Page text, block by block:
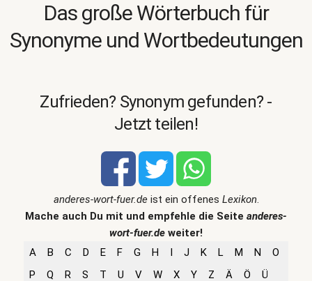
Das große Wörterbuch für
Synonyme und Wortbedeutungen
Zufrieden? Synonym gefunden? -
Jetzt teilen!
anderes-wort-fuer.deist ein offenes Lexikon.
Mache auch Du mit und empfehle die Seite anderes-
wort-fuer.de weiter!
A
B C D E F G H I J K L M N
O
P
Q R S T U V W X Y Z Ä Ö Ü